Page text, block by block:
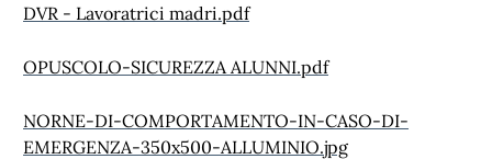
DVR - Lavoratrici madri.pdf
OPUSCOLO-SICUREZZA ALUNNI.pdf
NORNE-DI-COMPORTAMENTO-IN-CASO-DI-
EMERGENZA-350x500-ALLUMINIO.jpg